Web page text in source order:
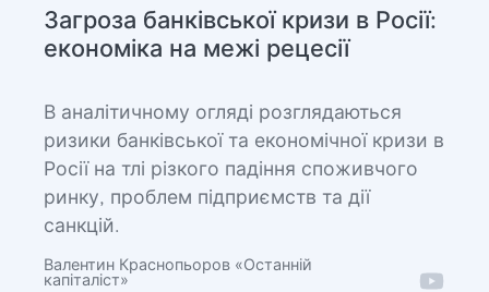
Загроза банківської кризи в Росії:
економіка на межі рецесії
В аналітичному огляді розглядаються
ризики банківської та економічної кризи в
Росії на тлі різкого падіння споживчого
ринку, проблем підприємств та дії
санкцій.
Валентин Краснопьоров «Останній
капіталіст»